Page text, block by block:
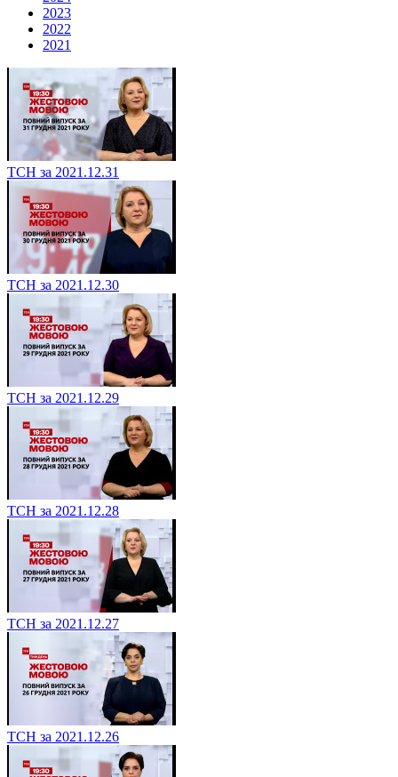
2023
2022
2021
ТСН за 2021.12.31
ТСН за 2021.12.30
ТСН за 2021.12.29
ТСН за 2021.12.28
ТСН за 2021.12.27
ТСН за 2021.12.26